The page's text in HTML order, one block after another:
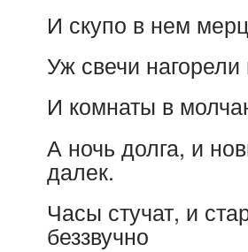
И скупо в нем
Уж свечи
И комнаты в
А ночь долга, и
далек.
Часы стучат, и
беззвучно